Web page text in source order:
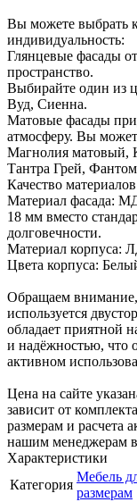
Вы можете выбрать
индивидуальность:
Глянцевые фасады
пространство.
Выбирайте один из
Вуд, Сиенна.
Матовые фасады
атмосферу. Вы
Магнолия матовый,
Тантра Грей,
Качество
Материал фасада:
18 мм вместо
долговечности.
Материал корпуса:
Цвета корпуса:
Обращаем
используется
обладает приятной
и надёжностью, что
активном
Цена на сайте
зависит от
размерам и расчета
нашим менеджерам
Характеристики
Категория
Мебель
размерам